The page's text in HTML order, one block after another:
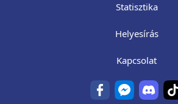
Statisztika
Helyesírás
Kapcsolat